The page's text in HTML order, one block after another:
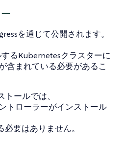
を通じて公開されます。
るKubernetesクラスターに
含まれている必要があるこ
ールでは、
トローラーがインストール
要はありません。